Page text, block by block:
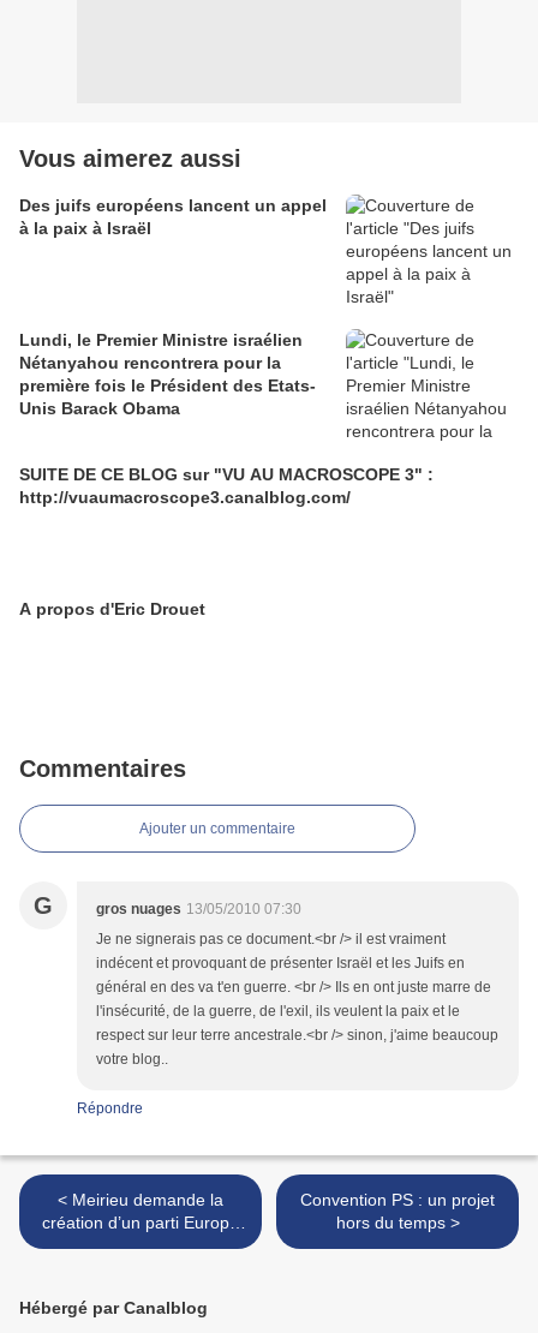
Vous aimerez aussi
Des juifs européens lancent un appel
à la paix à Israël
Lundi, le Premier Ministre israélien
Nétanyahou rencontrera pour la
première fois le Président des Etats-
Unis Barack Obama
SUITE DE CE BLOG sur "VU AU MACROSCOPE 3" :
http://vuaumacroscope3.canalblog.com/
A propos d'Eric Drouet
Commentaires
Ajouter un commentaire
G gros nuages 13/05/2010 07:30
Je ne signerais pas ce document.<br /> il est vraiment
indécent et provoquant de présenter Israël et les Juifs en
général en des va t'en guerre. <br /> Ils en ont juste marre de
l'insécurité, de la guerre, de l'exil, ils veulent la paix et le
respect sur leur terre ancestrale.<br /> sinon, j'aime beaucoup
votre blog..
Répondre
< Meirieu demande la
création d’un parti Europe
Écologie
Convention PS : un projet
hors du temps >
Hébergé par Canalblog